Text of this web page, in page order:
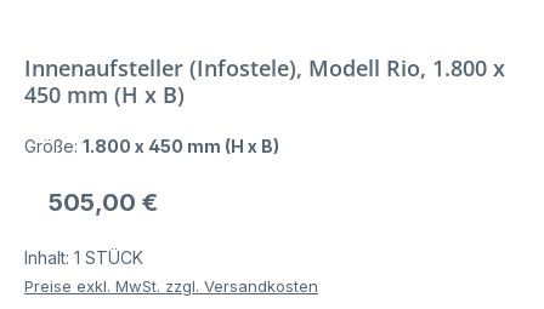
Innenaufsteller (Infostele), Modell Rio, 1.800 x
450 mm (H x B)
Größe: 1.800 x 450 mm (H x B)
Regulärer Preis:
505,00 €
Inhalt: 1 STÜCK
Preise exkl. MwSt. zzgl. Versandkosten